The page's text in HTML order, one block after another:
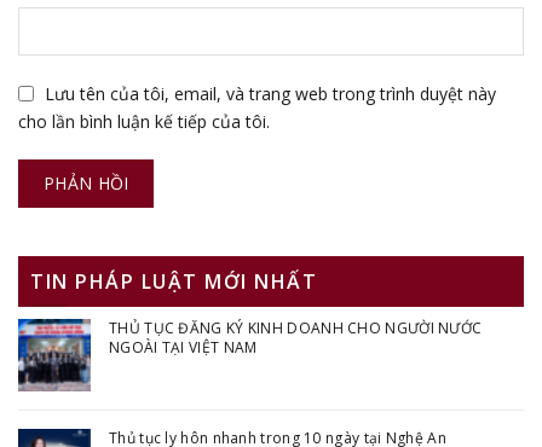
Lưu tên của tôi, email, và trang web trong trình duyệt này
cho lần bình luận kế tiếp của tôi.
TIN PHÁP LUẬT MỚI NHẤT
THỦ TỤC ĐĂNG KÝ KINH DOANH CHO NGƯỜI NƯỚC
NGOÀI TẠI VIỆT NAM
Thủ tục ly hôn nhanh trong 10 ngày tại Nghệ An